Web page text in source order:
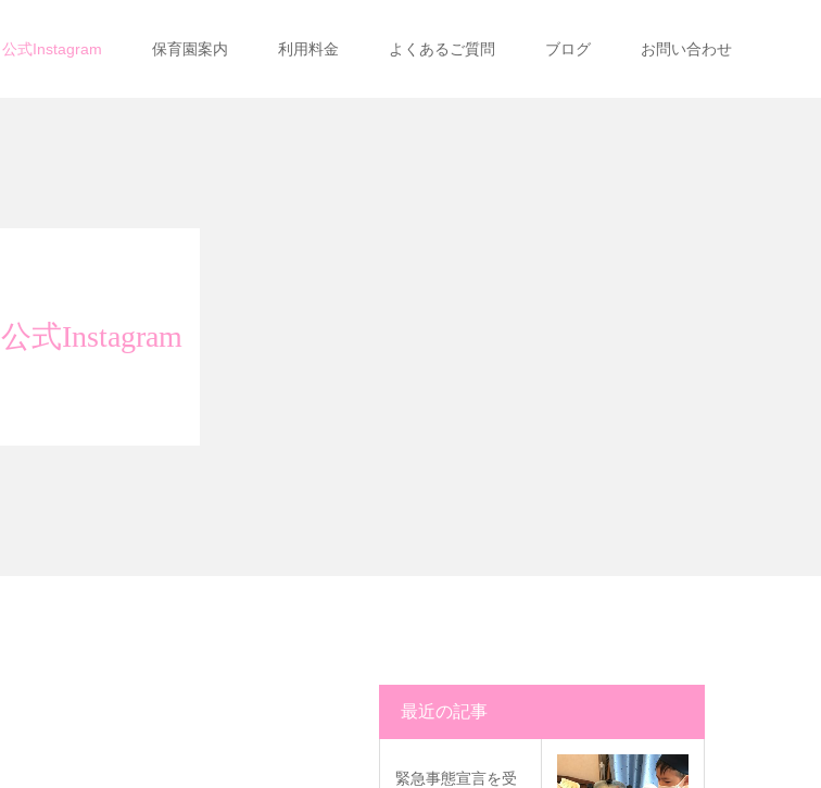
公式Instagram 保育園案内 利用料金 よくあるご質問 ブログ お問い合わせ
公式Instagram
最近の記事
緊急事態宣言を受